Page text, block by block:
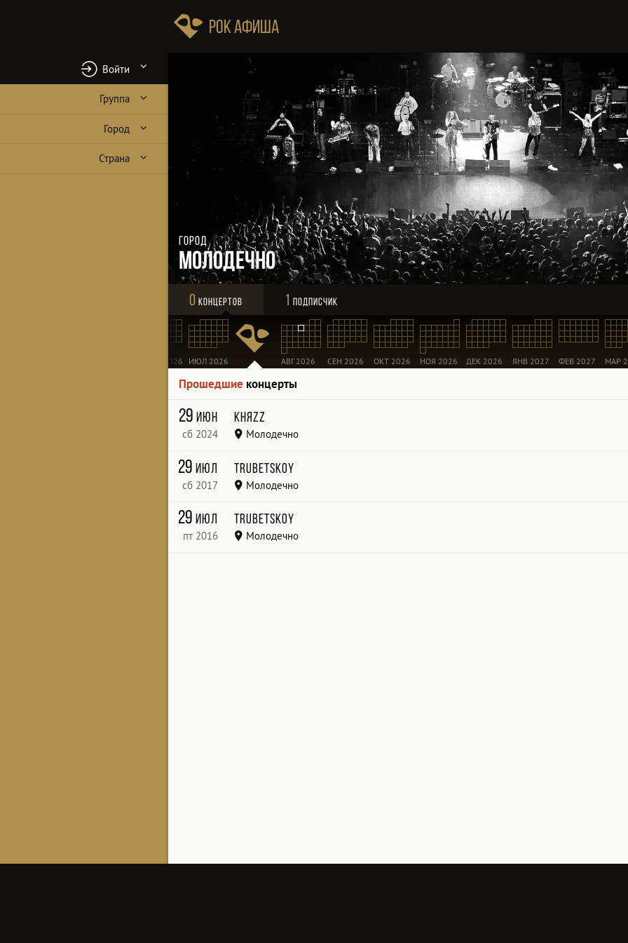
Рок Афиша
Войти
Группа
Город
Страна
Город
Молодечно
0 Концертов 1 Подписчик
ИЮН 2026 ИЮЛ 2026 АВГ 2026 СЕН 2026 ОКТ 2026 НОЯ 2026 ДЕК 2026 ЯНВ 2027 ФЕВ 2027 МАР
Прошедшие концерты
29июн
сб 2024
КняZz
Молодечно
Летний амфитеатр
29июл
сб 2017
Trubetskoy
Молодечно
29июл
пт 2016
Trubetskoy
Молодечно